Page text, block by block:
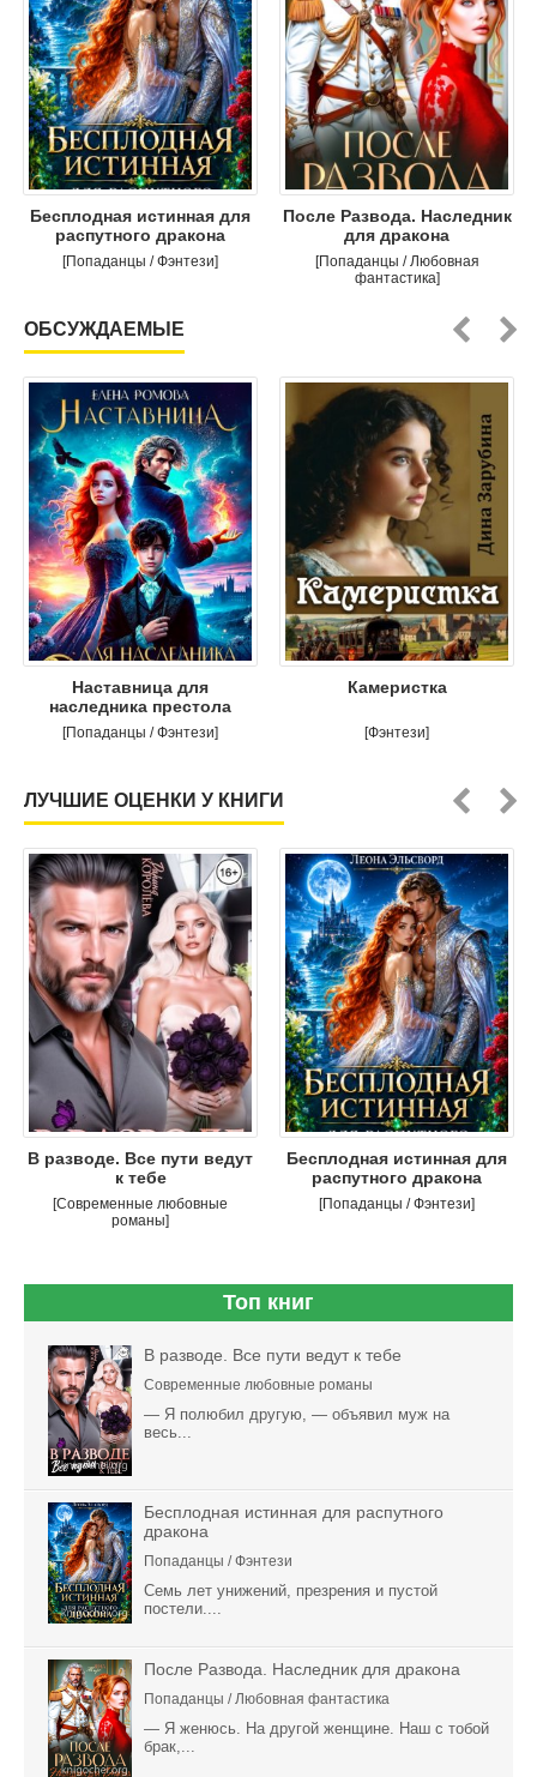
Бесплодная истинная для
распутного дракона
[Попаданцы / Фэнтези]
После Развода. Наследник
для дракона
[Попаданцы / Любовная
фантастика]
ОБСУЖДАЕМЫЕ
Наставница для
наследника престола
[Попаданцы / Фэнтези]
Камеристка
[Фэнтези]
ЛУЧШИЕ ОЦЕНКИ У КНИГИ
В разводе. Все пути ведут
к тебе
[Современные любовные
романы]
Бесплодная истинная для
распутного дракона
[Попаданцы / Фэнтези]
Топ книг
В разводе. Все пути ведут к тебе
Современные любовные романы
— Я полюбил другую, — объявил муж на
весь...
Бесплодная истинная для распутного
дракона
Попаданцы / Фэнтези
Семь лет унижений, презрения и пустой
постели....
После Развода. Наследник для дракона
Попаданцы / Любовная фантастика
— Я женюсь. На другой женщине. Наш с тобой
брак,...